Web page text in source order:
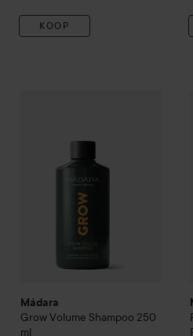
KOOP
Mádara
GrowVolume Shampoo 250
ml